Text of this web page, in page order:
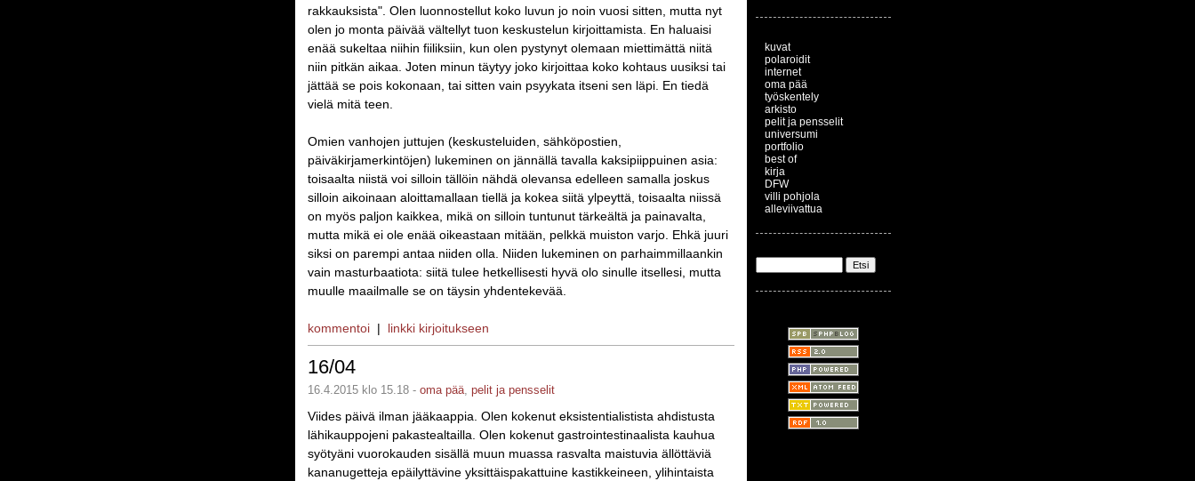
rakkauksista". Olen luonnostellut koko luvun jo noin vuosi sitten, mutta nyt
olen jo monta päivää vältellyt tuon keskustelun kirjoittamista. En haluaisi
enää sukeltaa niihin fiiliksiin, kun olen pystynyt olemaan miettimättä niitä
niin pitkän aikaa. Joten minun täytyy joko kirjoittaa koko kohtaus uusiksi tai
jättää se pois kokonaan, tai sitten vain psyykata itseni sen läpi. En tiedä
vielä mitä teen.
Omien vanhojen juttujen (keskusteluiden, sähköpostien,
päiväkirjamerkintöjen) lukeminen on jännällä tavalla kaksipiippuinen asia:
toisaalta niistä voi silloin tällöin nähdä olevansa edelleen samalla joskus
silloin aikoinaan aloittamallaan tiellä ja kokea siitä ylpeyttä, toisaalta niissä
on myös paljon kaikkea, mikä on silloin tuntunut tärkeältä ja painavalta,
mutta mikä ei ole enää oikeastaan mitään, pelkkä muiston varjo. Ehkä juuri
siksi on parempi antaa niiden olla. Niiden lukeminen on parhaimmillaankin
vain masturbaatiota: siitä tulee hetkellisesti hyvä olo sinulle itsellesi, mutta
muulle maailmalle se on täysin yhdentekevää.
kommentoi | linkki kirjoitukseen
16/04
16.4.2015 klo 15.18 - oma pää, pelit ja pensselit
Viides päivä ilman jääkaappia. Olen kokenut eksistentialistista ahdistusta
lähikauppojeni pakastealtailla. Olen kokenut gastrointestinaalista kauhua
syötyäni vuorokauden sisällä muun muassa rasvalta maistuvia ällöttäviä
kananugetteja epäilyttävine yksittäispakattuine kastikkeineen, ylihintaista
kuvat
polaroidit
internet
oma pää
työskentely
arkisto
pelit ja pensselit
universumi
portfolio
best of
kirja
DFW
villi pohjola
alleviivattua